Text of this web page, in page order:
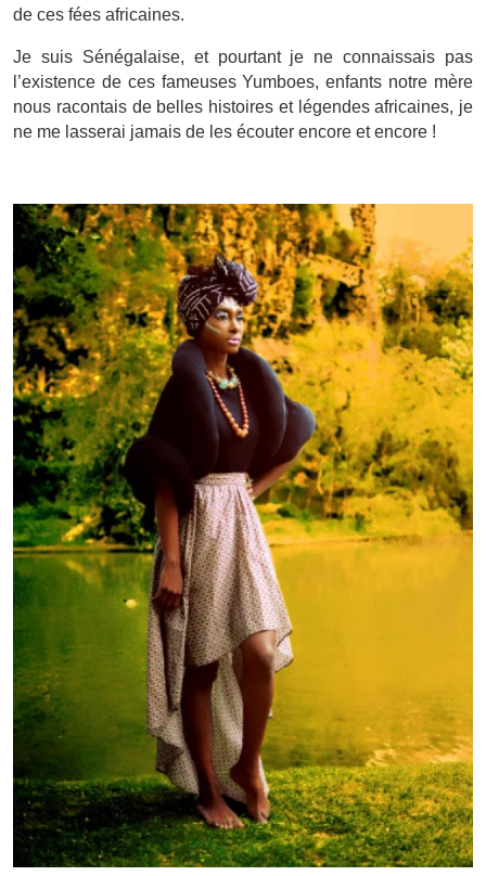
de ces fées africaines.
Je suis Sénégalaise, et pourtant je ne connaissais pas
l’existence de ces fameuses Yumboes, enfants notre mère
nous racontais de belles histoires et légendes africaines, je
ne me lasserai jamais de les écouter encore et encore !